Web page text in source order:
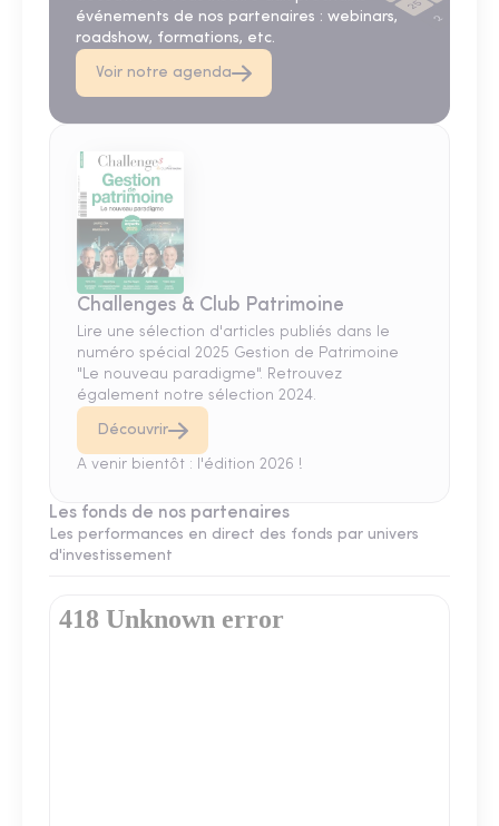
événements de nos partenaires : webinars,
roadshow, formations, etc.
Voir notre agenda
Challenges & Club Patrimoine
Lire une sélection d'articles publiés dans le
numéro spécial 2025 Gestion de Patrimoine
"Le nouveau paradigme". Retrouvez
également notre sélection 2024.
Découvrir
A venir bientôt : l'édition 2026 !
Les fonds de nos partenaires
Les performances en direct des fonds par univers
d'investissement